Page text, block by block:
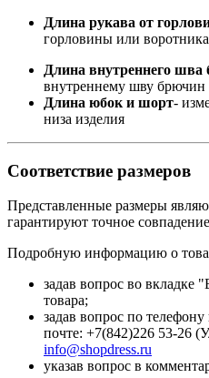
Длина рукава от
горловины или
Длина внутреннего шва
внутреннему шву брючин
Длина юбок и шорт-
низа изделия
Соответствие размеров
Представленные размеры
гарантируют точное
Подробную информацию о
задав вопрос во вкладке
товара;
задав вопрос по
почте: +7(842)226 53-26
info@shopdress.ru
указав вопрос в